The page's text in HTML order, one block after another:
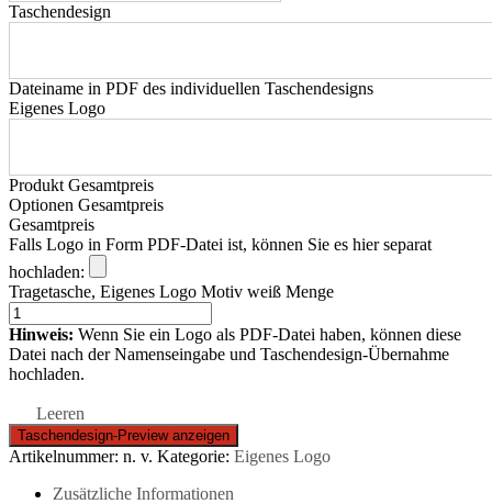
Taschendesign
Dateiname in PDF des individuellen Taschendesigns
Eigenes Logo
Produkt Gesamtpreis
Optionen Gesamtpreis
Gesamtpreis
Falls Logo in Form PDF-Datei ist, können Sie es hier separat
hochladen:
Tragetasche, Eigenes Logo Motiv weiß Menge
Hinweis: Wenn Sie ein Logo als PDF-Datei haben, können diese
Datei nach der Namenseingabe und Taschendesign-Übernahme
hochladen.
Leeren
Artikelnummer: n. v. Kategorie: Eigenes Logo
Zusätzliche Informationen